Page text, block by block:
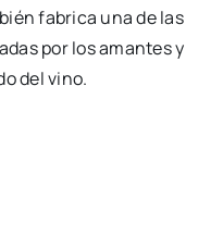
fabrica una de las
por los amantes y
del vino.